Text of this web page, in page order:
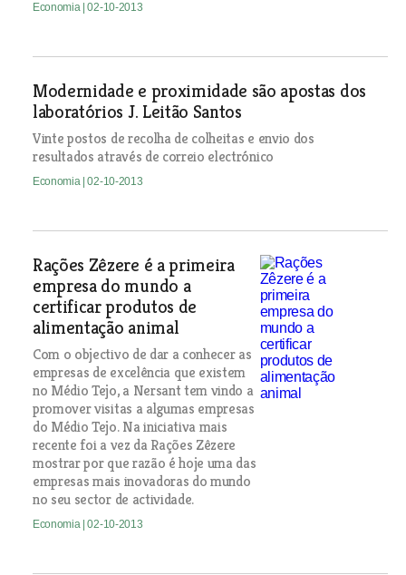
Economia | 02-10-2013
Modernidade e proximidade são apostas dos
laboratórios J. Leitão Santos
Vinte postos de recolha de colheitas e envio dos
resultados através de correio electrónico
Economia | 02-10-2013
Rações Zêzere é a primeira
empresa do mundo a
certificar produtos de
alimentação animal
Com o objectivo de dar a conhecer as
empresas de excelência que existem
no Médio Tejo, a Nersant tem vindo a
promover visitas a algumas empresas
do Médio Tejo. Na iniciativa mais
recente foi a vez da Rações Zêzere
mostrar por que razão é hoje uma das
empresas mais inovadoras do mundo
no seu sector de actividade.
Economia | 02-10-2013